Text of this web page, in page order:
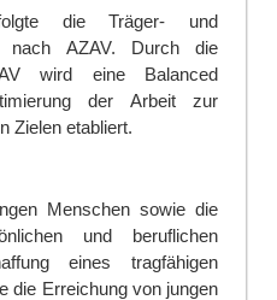
die Träger- und
nach AZAV. Durch die
wird eine Balanced
der Arbeit zur
Zielen etabliert.
Menschen sowie die
und beruflichen
eines tragfähigen
die Erreichung von jungen